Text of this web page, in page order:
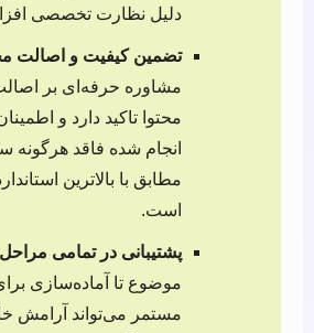
دلیل نظارت تخصصی
تضمین کیفیت و اصالت
مشاوره حرفه‌ای بر
محتوا تاکید دارد و
انجام شده فاقد
مطابق با بالاترین
است.
پشتیبانی در تمامی
موضوع تا آماده‌سازی
مستمر می‌تواند آرامش